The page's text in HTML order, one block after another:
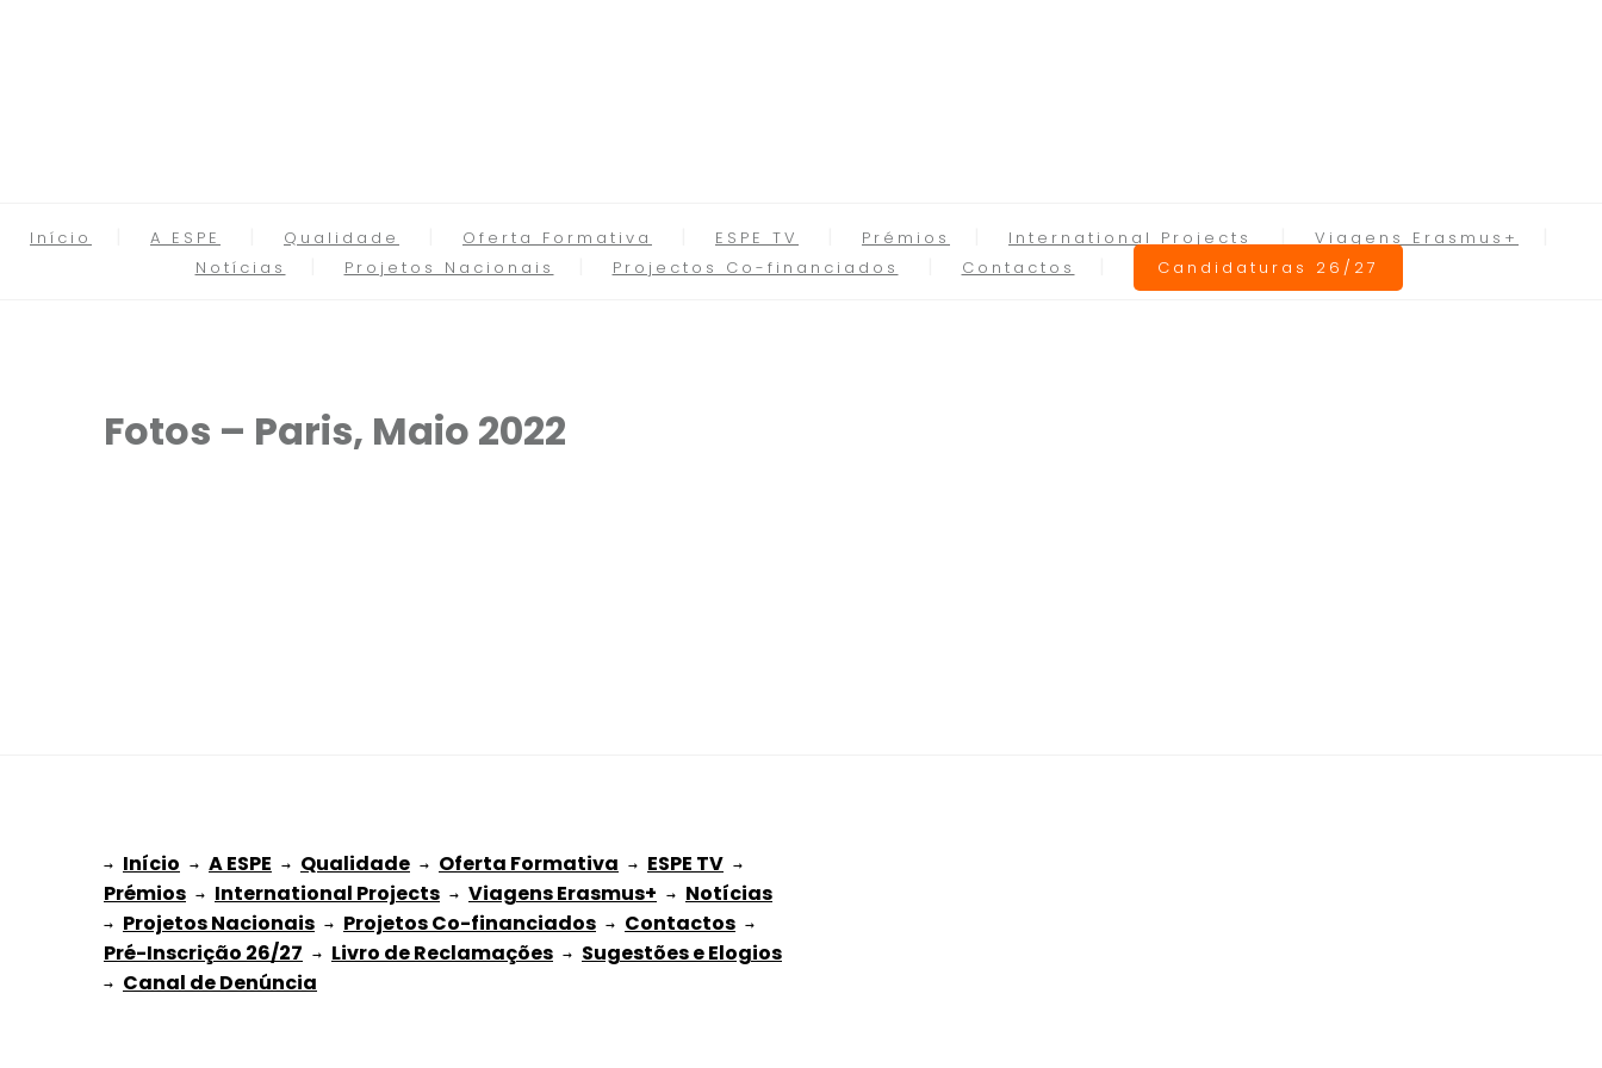
Início A ESPE Qualidade Oferta Formativa ESPE TV Prémios International Projects
Viagens Erasmus+
Notícias
Projetos Nacionais Projectos Co-financiados Contactos Candidaturas 26/27
Fotos – Paris, Maio 2022
→ Início → A ESPE → Qualidade → Oferta Formativa → ESPE TV
Prémios → International Projects → Viagens Erasmus+ → Notícias
→ Projetos Nacionais → Projetos Co-financiados → Contactos
Pré-Inscrição 26/27 → Livro de Reclamações → Sugestões e Elogios
→